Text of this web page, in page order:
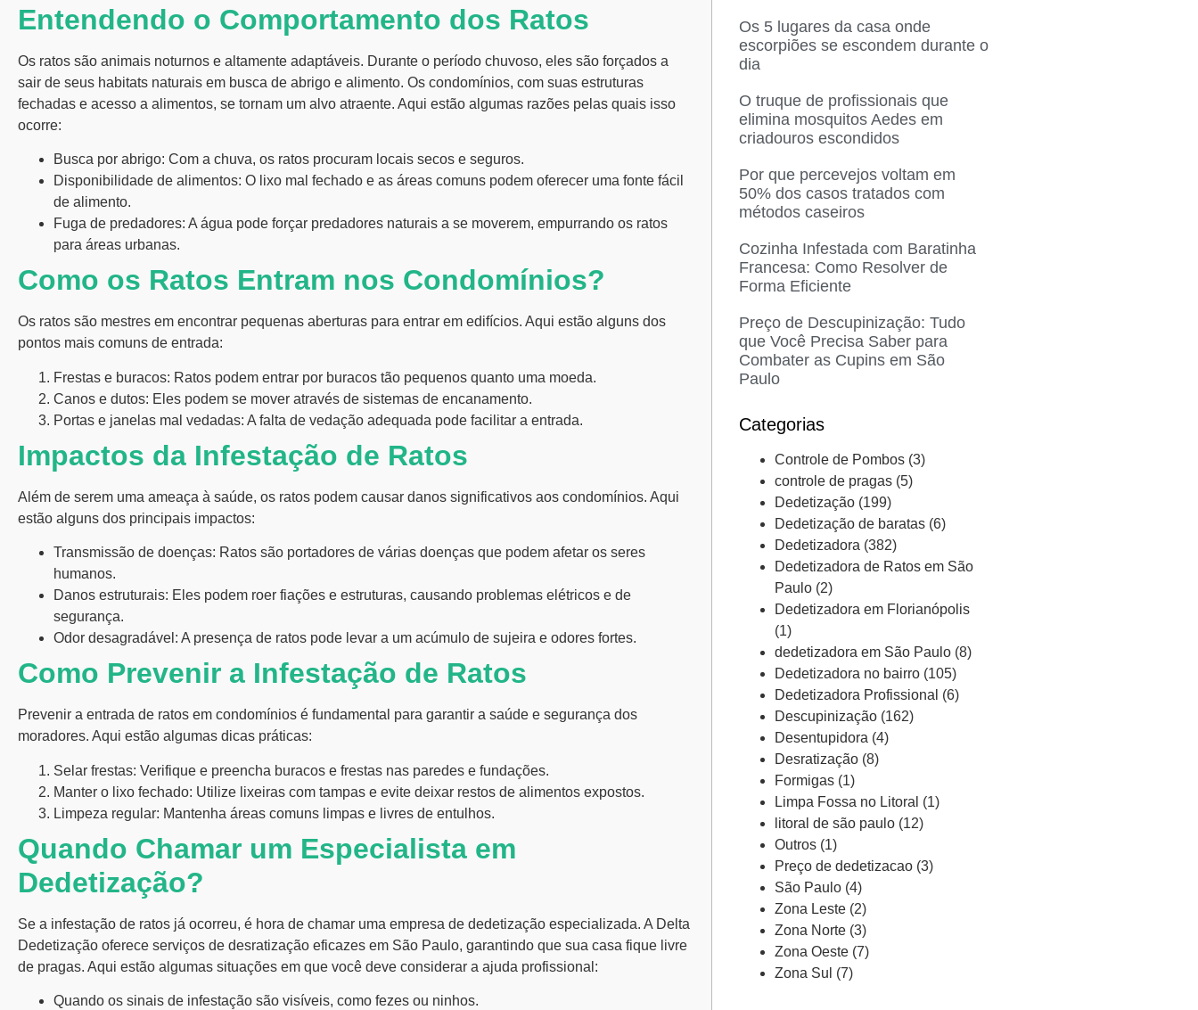
Entendendo o Comportamento dos Ratos
Os ratos são animais noturnos e altamente adaptáveis. Durante o período chuvoso, eles são forçados a
sair de seus habitats naturais em busca de abrigo e alimento. Os condomínios, com suas estruturas
fechadas e acesso a alimentos, se tornam um alvo atraente. Aqui estão algumas razões pelas quais isso
ocorre:
Busca por abrigo: Com a chuva, os ratos procuram locais secos e seguros.
Disponibilidade de alimentos: O lixo mal fechado e as áreas comuns podem oferecer uma fonte fácil
de alimento.
Fuga de predadores: A água pode forçar predadores naturais a se moverem, empurrando os ratos
para áreas urbanas.
Como os Ratos Entram nos Condomínios?
Os ratos são mestres em encontrar pequenas aberturas para entrar em edifícios. Aqui estão alguns dos
pontos mais comuns de entrada:
Frestas e buracos: Ratos podem entrar por buracos tão pequenos quanto uma moeda.
Canos e dutos: Eles podem se mover através de sistemas de encanamento.
Portas e janelas mal vedadas: A falta de vedação adequada pode facilitar a entrada.
Impactos da Infestação de Ratos
Além de serem uma ameaça à saúde, os ratos podem causar danos significativos aos condomínios. Aqui
estão alguns dos principais impactos:
Transmissão de doenças: Ratos são portadores de várias doenças que podem afetar os seres
humanos.
Danos estruturais: Eles podem roer fiações e estruturas, causando problemas elétricos e de
segurança.
Odor desagradável: A presença de ratos pode levar a um acúmulo de sujeira e odores fortes.
Como Prevenir a Infestação de Ratos
Prevenir a entrada de ratos em condomínios é fundamental para garantir a saúde e segurança dos
moradores. Aqui estão algumas dicas práticas:
Selar frestas: Verifique e preencha buracos e frestas nas paredes e fundações.
Manter o lixo fechado: Utilize lixeiras com tampas e evite deixar restos de alimentos expostos.
Limpeza regular: Mantenha áreas comuns limpas e livres de entulhos.
Quando Chamar um Especialista em
Dedetização?
Se a infestação de ratos já ocorreu, é hora de chamar uma empresa de dedetização especializada. A Delta
Dedetização oferece serviços de desratização eficazes em São Paulo, garantindo que sua casa fique livre
de pragas. Aqui estão algumas situações em que você deve considerar a ajuda profissional:
Quando os sinais de infestação são visíveis, como fezes ou ninhos.
Os 5 lugares da casa onde
escorpiões se escondem durante o
dia
O truque de profissionais que
elimina mosquitos Aedes em
criadouros escondidos
Por que percevejos voltam em
50% dos casos tratados com
métodos caseiros
Cozinha Infestada com Baratinha
Francesa: Como Resolver de
Forma Eficiente
Preço de Descupinização: Tudo
que Você Precisa Saber para
Combater as Cupins em São
Paulo
Categorias
Controle de Pombos (3)
controle de pragas (5)
Dedetização (199)
Dedetização de baratas (6)
Dedetizadora (382)
Dedetizadora de Ratos em São
Paulo (2)
Dedetizadora em Florianópolis
(1)
dedetizadora em São Paulo (8)
Dedetizadora no bairro (105)
Dedetizadora Profissional (6)
Descupinização (162)
Desentupidora (4)
Desratização (8)
Formigas (1)
Limpa Fossa no Litoral (1)
litoral de são paulo (12)
Outros (1)
Preço de dedetizacao (3)
São Paulo (4)
Zona Leste (2)
Zona Norte (3)
Zona Oeste (7)
Zona Sul (7)